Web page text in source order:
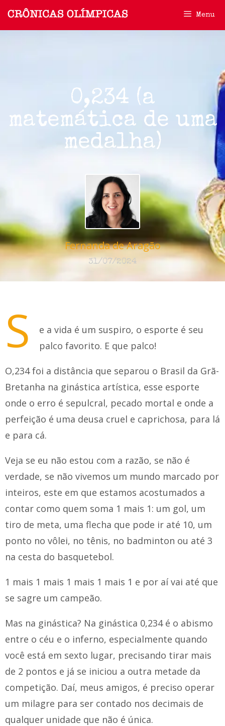
Menu
0,234 (a
matemática de uma
medalha)
Fernanda de Aragão
31/07/2024
S
e a vida é um suspiro, o esporte é seu
palco favorito. E que palco!
O,234 foi a distância que separou o Brasil da Grã-
Bretanha na ginástica artística, esse esporte
onde o erro é sepulcral, pecado mortal e onde a
perfeição é uma deusa cruel e caprichosa, para lá
e para cá.
Veja se eu não estou com a razão, se não é
verdade, se não vivemos um mundo marcado por
inteiros, este em que estamos acostumados a
contar como quem soma 1 mais 1: um gol, um
tiro de meta, uma flecha que pode ir até 10, um
ponto no vôlei, no tênis, no badminton ou até 3
na cesta do basquetebol.
1 mais 1 mais 1 mais 1 mais 1 e por aí vai até que
se sagre um campeão.
Mas na ginástica? Na ginástica 0,234 é o abismo
entre o céu e o inferno, especialmente quando
você está em sexto lugar, precisando tirar mais
de 2 pontos e já se iniciou a outra metade da
competição. Daí, meus amigos, é preciso operar
um milagre para ser contado nos decimais de
qualquer unidade que não é única.